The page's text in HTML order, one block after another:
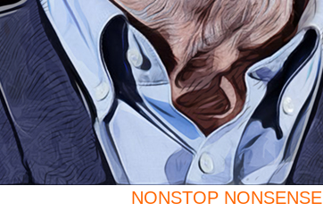
NONSTOP NONSENSE